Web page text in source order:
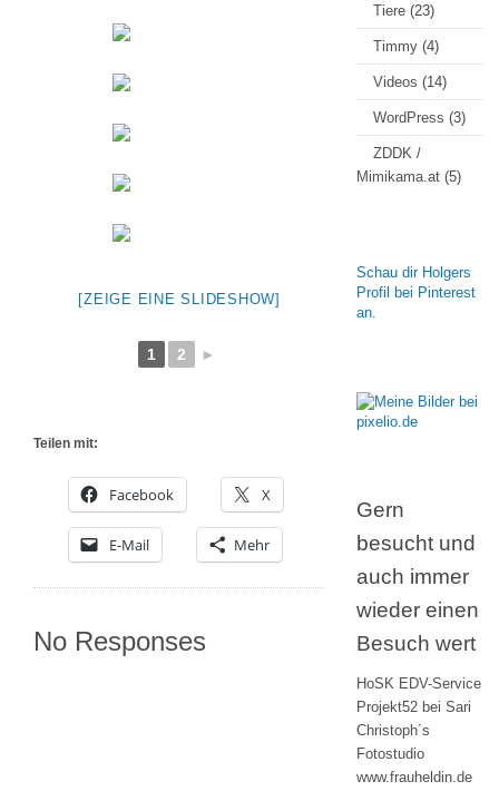
[ZEIGE EINE SLIDESHOW]
1 2 ►
Teilen mit:
Facebook X
E-Mail Mehr
No Responses
Tiere (23)
Timmy (4)
Videos (14)
WordPress (3)
ZDDK /
Mimikama.at (5)
Schau dir Holgers
Profil bei Pinterest
an.
Gern
besucht und
auch immer
wieder einen
Besuch wert
HoSK EDV-Service
Projekt52 bei Sari
Christoph´s
Fotostudio
www.frauheldin.de